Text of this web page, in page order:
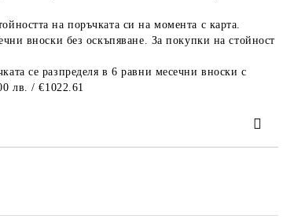
на поръчката си на момента с карта.
вноски без оскъпяване. За покупки на стойност
се разпределя в 6 равни месечни вноски с
лв. / €1022.61